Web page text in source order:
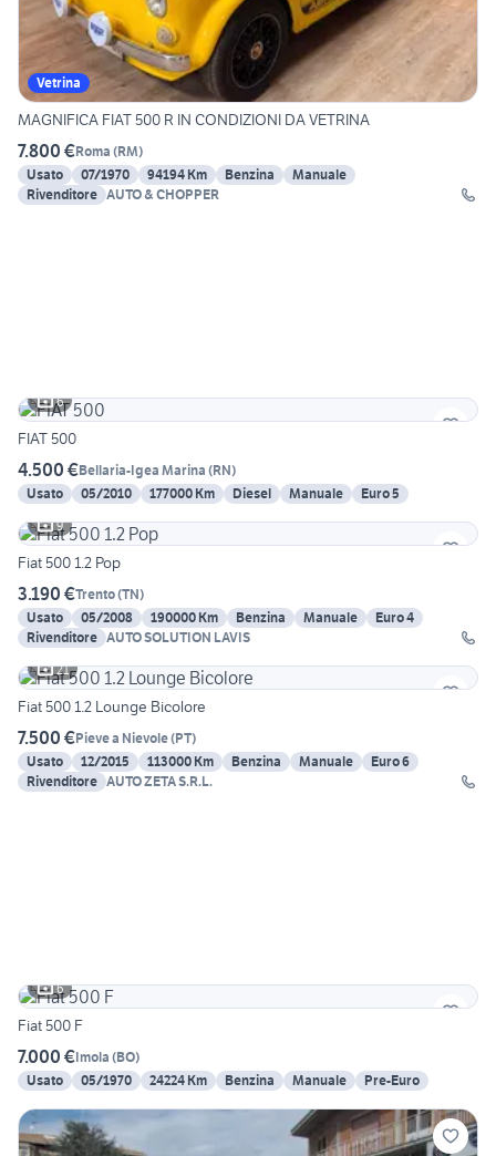
Vetrina
MAGNIFICA FIAT 500 R IN CONDIZIONI DA VETRINA
7.800 €Roma (RM)
Usato
07/1970 94194 Km Benzina
Manuale
Rivenditore AUTO & CHOPPER
6
FIAT 500
4.500 €Bellaria-Igea Marina (RN)
Usato
05/2010 177000 Km Diesel Manuale
Euro 5
9
Fiat 500 1.2 Pop
3.190 €Trento(TN)
Usato
05/2008 190000 Km Benzina Manuale
Euro 4
Rivenditore AUTO SOLUTION LAVIS
21
Fiat 500 1.2 Lounge Bicolore
7.500 €Pieve a Nievole(PT)
Usato
12/2015 113000 Km Benzina Manuale
Euro 6
Rivenditore AUTO ZETA S.R.L.
6
Fiat 500 F
7.000 €Imola (BO)
Usato
05/1970 24224 Km Benzina Manuale Pre-Euro